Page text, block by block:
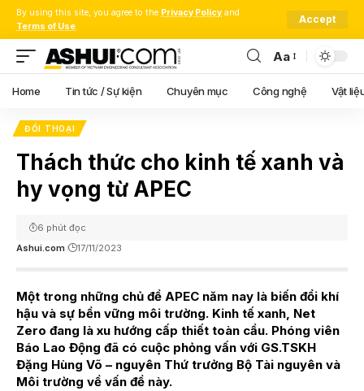
By using this site, you agree to the Privacy Policy and
Terms of Use.
Accept
Font
Resizer
Aa
Home Tin tức / Sự kiện Chuyên mục Công nghệ Vật
ĐỐI THOẠI
Thách thức cho kinh tế xanh và
hy vọng từ APEC
Ashui.com 17/11/2023
6 phút đọc
Một trong những chủ đề APEC năm nay là biến đổi khí
hậu và sự bền vững môi trường. Kinh tế xanh, Net
Zero đang là xu hướng cấp thiết toàn cầu. Phóng viên
Báo Lao Động đã có cuộc phỏng vấn với GS.TSKH
Đặng Hùng Võ – nguyên Thứ trưởng Bộ Tài nguyên và
Môi trường về vấn đề này.